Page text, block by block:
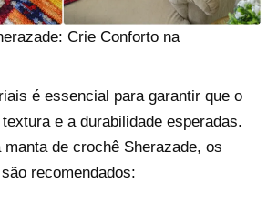
Crie Conforto na
é essencial para garantir que o
e a durabilidade esperadas.
de crochê Sherazade, os
recomendados: